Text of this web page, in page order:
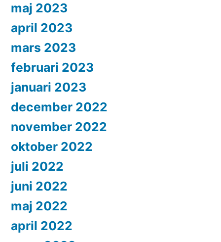
maj 2023
april 2023
mars 2023
februari 2023
januari 2023
december 2022
november 2022
oktober 2022
juli 2022
juni 2022
maj 2022
april 2022